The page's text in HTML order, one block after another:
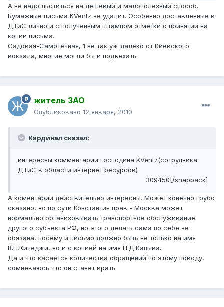
А не надо льститься на дешевый и малополезный способ.
Бумажные письма KVentz не удалит. Особенно доставленные в
ДТиС лично и с полученным штампом отметки о принятии на
копии письма.
Садовая-Самотечная, 1 не так уж далеко от Киевского
вокзала, многие могли бы и подъехать.
житель ЗАО
Опубликовано 12 января, 2010
Кардинал сказал:
интересны комментарии господина KVentz(сотрудника
ДТиС в области интернет ресурсов)
309450[/snapback]
А коментарии действительно интересны. Может конечно грубо
сказано, но по сути Константин прав - Москва может
нормально организовывать транспортное обслуживание
другого субъекта РФ, но этого делать сама по себе не
обязана, посему и письмо должно быть не только на имя
В.Н.Кичеджи, но и с копией на имя П.Д.Кацыва.
Да и что касается количества обращений по этому поводу,
сомневаюсь что он станет врать